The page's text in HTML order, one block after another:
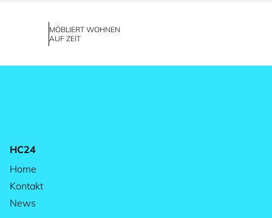
MÖBLIERT WOHNEN
AUF ZEIT
HC24
Home
Kontakt
News